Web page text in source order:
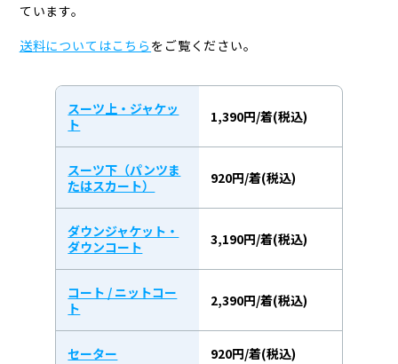
ています。
送料についてはこちら をご覧ください。
スーツ上・ジャケッ
ト
1,390円/着(税込)
スーツ下（パンツま
たはスカート）
920円/着(税込)
ダウンジャケット・
ダウンコート
3,190円/着(税込)
コート / ニットコー
ト
2,390円/着(税込)
セーター 920円/着(税込)